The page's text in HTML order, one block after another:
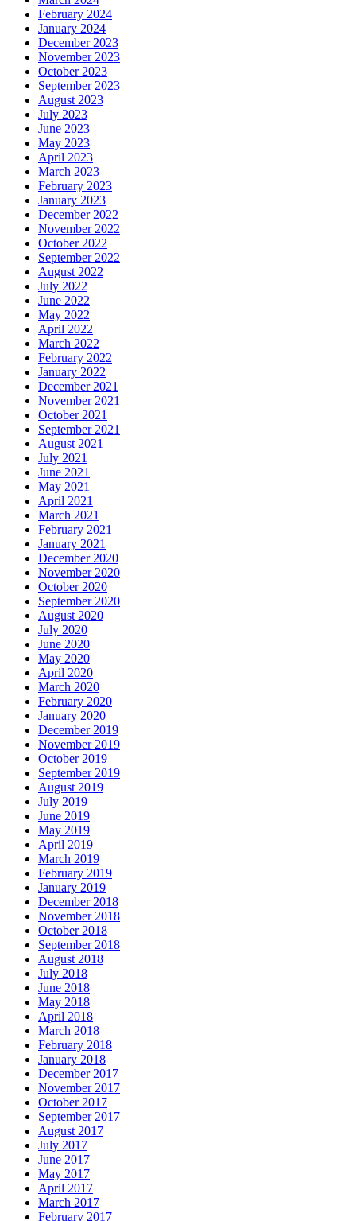
February 2024
January 2024
December 2023
November 2023
October 2023
September 2023
August 2023
July 2023
June 2023
May 2023
April 2023
March 2023
February 2023
January 2023
December 2022
November 2022
October 2022
September 2022
August 2022
July 2022
June 2022
May 2022
April 2022
March 2022
February 2022
January 2022
December 2021
November 2021
October 2021
September 2021
August 2021
July 2021
June 2021
May 2021
April 2021
March 2021
February 2021
January 2021
December 2020
November 2020
October 2020
September 2020
August 2020
July 2020
June 2020
May 2020
April 2020
March 2020
February 2020
January 2020
December 2019
November 2019
October 2019
September 2019
August 2019
July 2019
June 2019
May 2019
April 2019
March 2019
February 2019
January 2019
December 2018
November 2018
October 2018
September 2018
August 2018
July 2018
June 2018
May 2018
April 2018
March 2018
February 2018
January 2018
December 2017
November 2017
October 2017
September 2017
August 2017
July 2017
June 2017
May 2017
April 2017
March 2017
February 2017